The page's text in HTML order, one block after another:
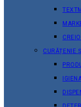
CURĂȚENIE